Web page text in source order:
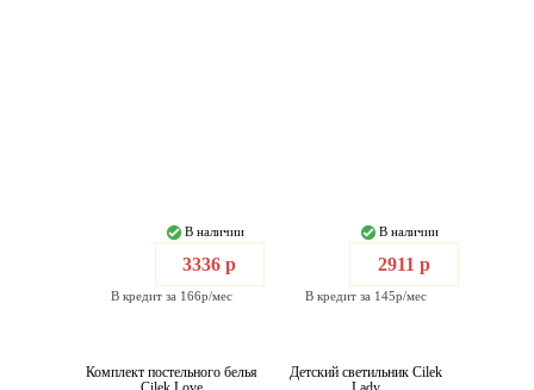
В наличии
3336 р
В кредит за 166р/мес
В наличии
2911 р
В кредит за 145р/мес
Комплект постельного белья
Детский светильник Cilek